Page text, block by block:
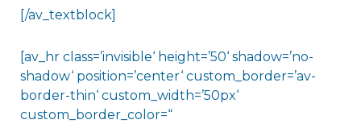
[/av_textblock]
[av_hr class=’invisible‘ height=’50‘ shadow=’no-
shadow‘ position=’center‘ custom_border=’av-
border-thin‘ custom_width=’50px‘
custom_border_color=“